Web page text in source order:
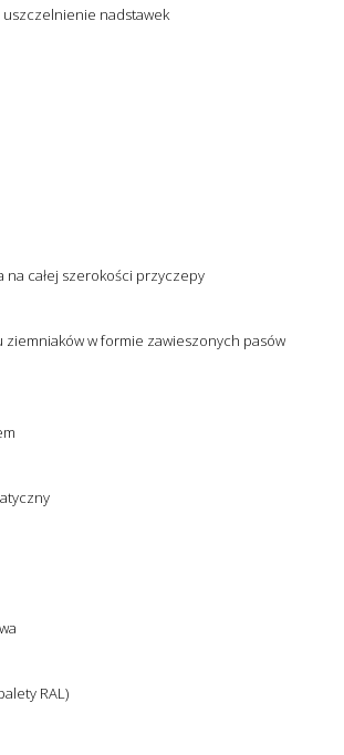
nadstawek
na całej szerokości przyczepy
ziemniaków w formie zawieszonych pasów
RAL)